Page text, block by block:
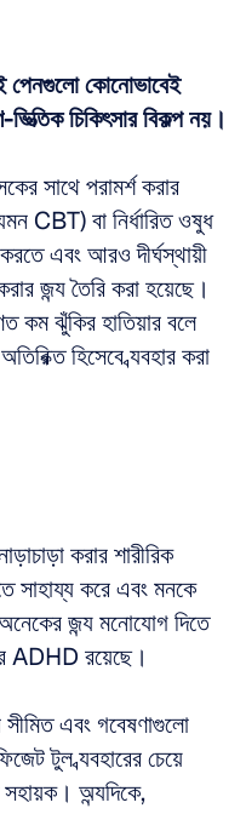
পেনগুলো কোনোভাবেই
চিকিৎসার বিকল্প নয়।
সাথে পরামর্শ করার
CBT) বা নির্ধারিত ওষুধ
এবং আরও দীর্ঘস্থায়ী
জন্য তৈরি করা হয়েছে।
কম ঝুঁকির হাতিয়ার বলে
হিসেবে ব্যবহার করা
করার শারীরিক
সাহায্য করে এবং মনকে
জন্য মনোযোগ দিতে
ADHD রয়েছে।
সীমিত এবং গবেষণাগুলো
টুল ব্যবহারের চেয়ে
সহায়ক। অন্যদিকে,